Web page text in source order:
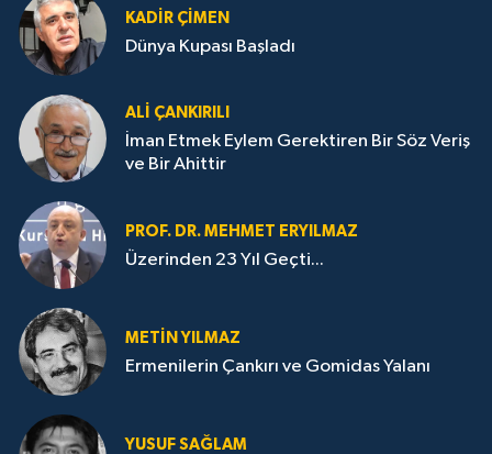
KADIR ÇIMEN
Dünya Kupası Başladı
ALI ÇANKIRILI
İman Etmek Eylem Gerektiren Bir Söz Veriş
ve Bir Ahittir
PROF. DR. MEHMET ERYILMAZ
Üzerinden 23 Yıl Geçti...
METIN YILMAZ
Ermenilerin Çankırı ve Gomidas Yalanı
YUSUF SAĞLAM